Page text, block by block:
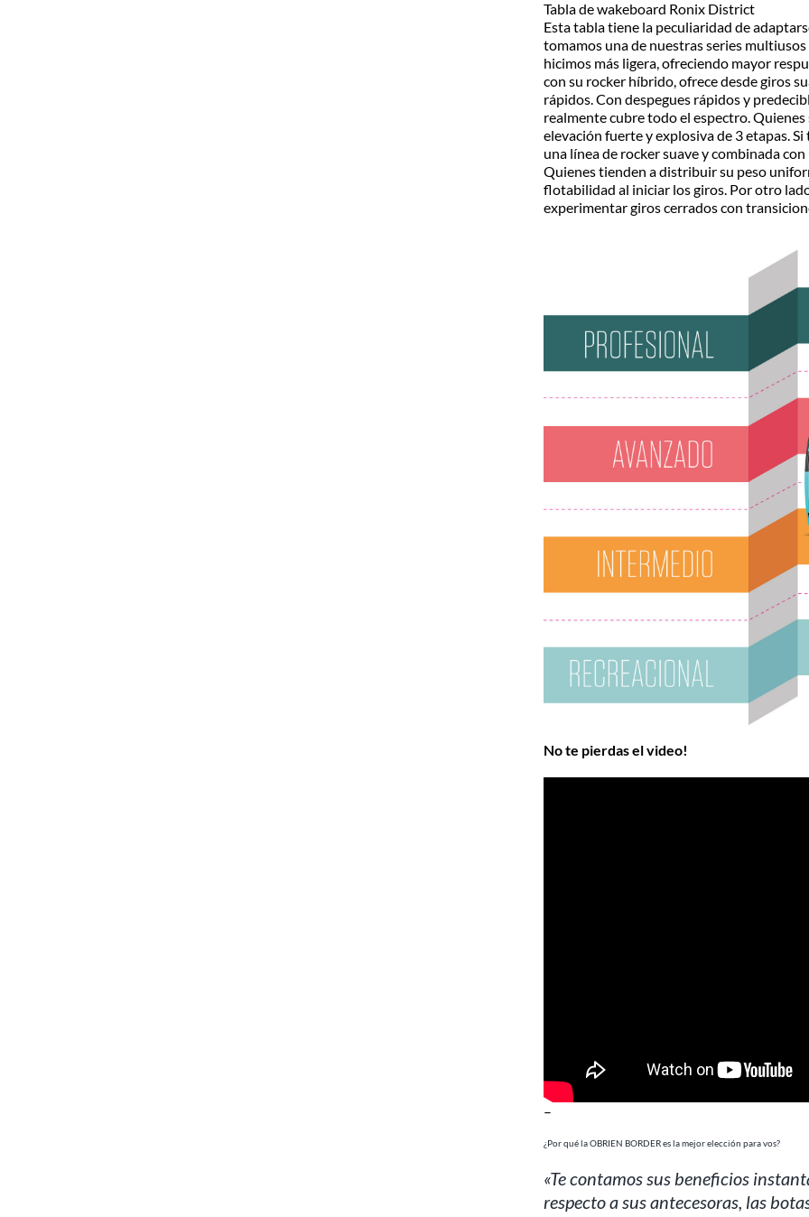
postal en el producto a comprar
Despachamos dentro de las 24hs
de realizada la compra. Recibilo de
2 a 5 días.
c/Border
-
Nivel
Intermedio
cantidad
Tabla de wakeboard Ronix District
Esta tabla tiene la peculiaridad de
tomamos una de nuestras series
hicimos más ligera, ofreciendo mayor
con su rocker híbrido, ofrece desde giros
rápidos. Con despegues rápidos y
realmente cubre todo el espectro.
elevación fuerte y explosiva de 3 etapas.
una línea de rocker suave y combinada
Quienes tienden a distribuir su peso
flotabilidad al iniciar los giros. Por otro
experimentar giros cerrados con
No te pierdas el video!
–
¿Por qué la OBRIEN BORDER es la mejor elección para vos?
«Te contamos sus beneficios
respecto a sus antecesoras, las